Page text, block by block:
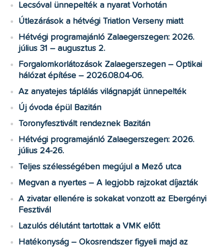
Lecsóval ünnepelték a nyarat Vorhotán
Útlezárások a hétvégi Triatlon Verseny miatt
Hétvégi programajánló Zalaegerszegen: 2026.
július 31 – augusztus 2.
Forgalomkorlátozások Zalaegerszegen – Optikai
hálózat építése – 2026.08.04-06.
Az anyatejes táplálás világnapját ünnepelték
Új óvoda épül Bazitán
Toronyfesztivált rendeznek Bazitán
Hétvégi programajánló Zalaegerszegen: 2026.
július 24-26.
Teljes szélességében megújul a Mező utca
Megvan a nyertes – A legjobb rajzokat díjazták
A zivatar ellenére is sokakat vonzott az Ebergényi
Fesztivál
Lazulós délutánt tartottak a VMK előtt
Hatékonyság – Okosrendszer figyeli majd az